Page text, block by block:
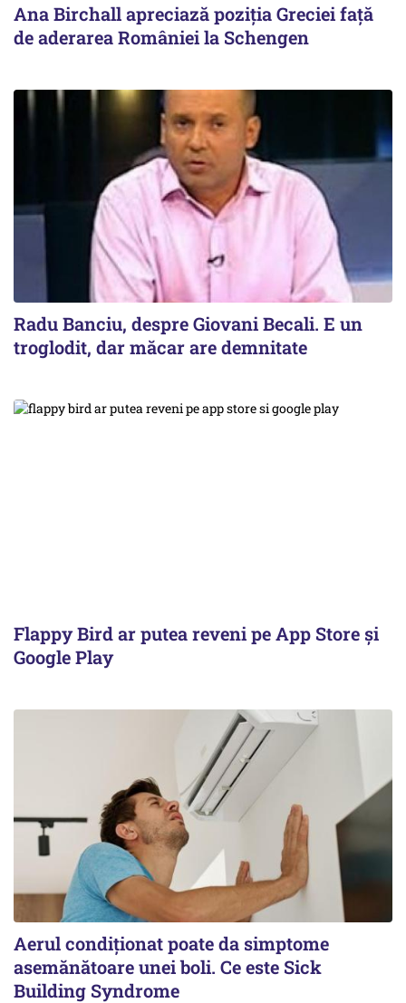
Ana Birchall apreciază poziţia Greciei faţă
de aderarea României la Schengen
Radu Banciu, despre Giovani Becali. E un
troglodit, dar măcar are demnitate
Flappy Bird ar putea reveni pe App Store și
Google Play
Aerul condiționat poate da simptome
asemănătoare unei boli. Ce este Sick
Building Syndrome